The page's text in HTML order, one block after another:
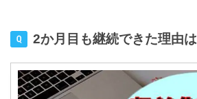
2か月目も継続できた理由は